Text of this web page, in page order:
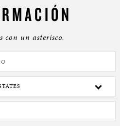
con un asterisco.